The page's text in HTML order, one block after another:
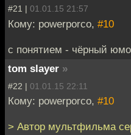
#21 | 01.01.15 21:57
Кому: powerporco, #10
с понятием - чёрный
tom slayer »
#22 | 01.01.15 22:11
Кому: powerporco, #10
> Автор мультфильма